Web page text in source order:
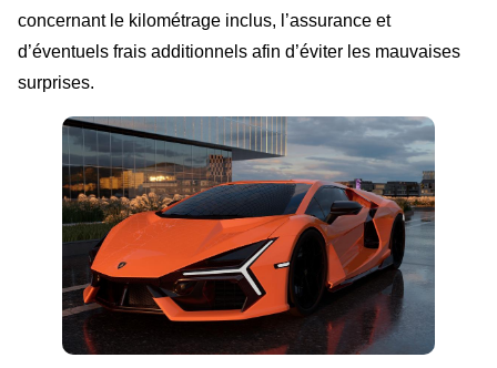
concernant le kilométrage inclus, l’assurance et
d’éventuels frais additionnels afin d’éviter les mauvaises
surprises.